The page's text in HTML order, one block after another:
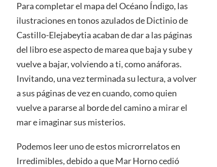
Para completar el mapa del Océano Índigo, las
ilustraciones en tonos azulados de Dictinio de
Castillo-Elejabeytia acaban de dar a las páginas
del libro ese aspecto de marea que baja y sube y
vuelve a bajar, volviendo a ti, como anáforas.
Invitando, una vez terminada su lectura, a volver
a sus páginas de vez en cuando, como quien
vuelve a pararse al borde del camino a mirar el
mar e imaginar sus misterios.
Podemos leer uno de estos microrrelatos en
Irredimibles, debido a que Mar Horno cedió